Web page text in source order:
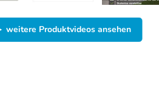
weitere Produktvideos ansehen